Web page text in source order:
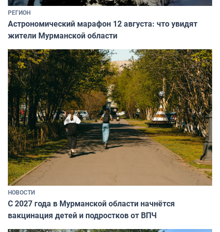
РЕГИОН
Астрономический марафон 12 августа: что увидят
жители Мурманской области
НОВОСТИ
С 2027 года в Мурманской области начнётся
вакцинация детей и подростков от ВПЧ